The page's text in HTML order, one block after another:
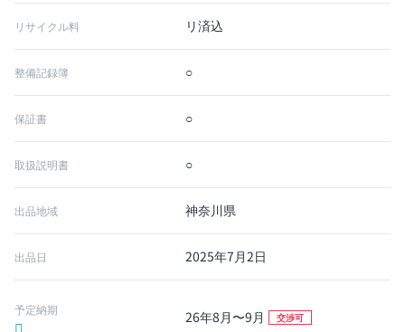
リサイクル料 リ済込
整備記録簿 ○
保証書 ○
取扱説明書 ○
出品地域 神奈川県
出品日 2025年7月2日
予定納期 26年8月〜9月 交渉可